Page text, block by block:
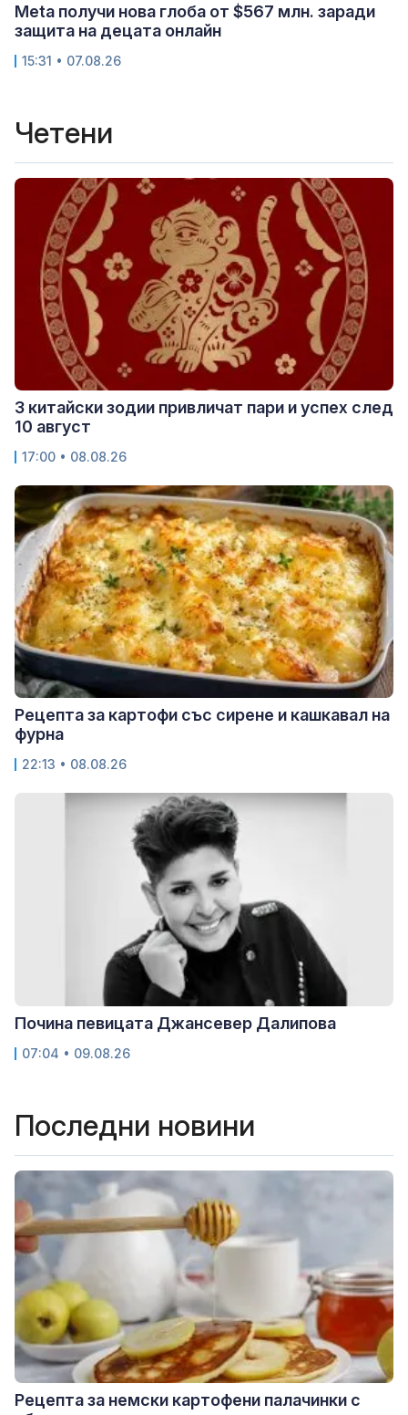
Meta получи нова глоба от $567 млн. заради
защита на децата онлайн
15:31 • 07.08.26
Четени
3 китайски зодии привличат пари и успех след
10 август
17:00 • 08.08.26
Рецепта за картофи със сирене и кашкавал на
фурна
22:13 • 08.08.26
Почина певицата Джансевер Далипова
07:04 • 09.08.26
Последни новини
Рецепта за немски картофени палачинки с